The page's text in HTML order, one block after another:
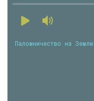
Паломничество на Землю